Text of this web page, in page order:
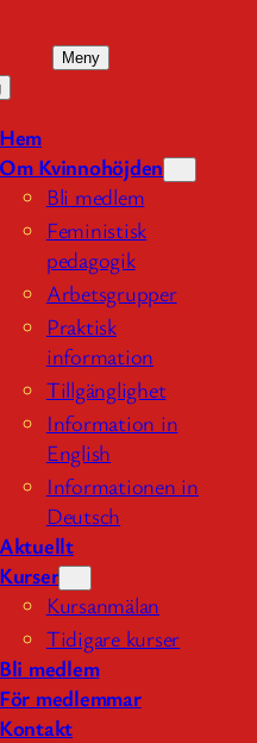
Meny
Hem
Om Kvinnohöjden
Bli medlem
Feministisk
pedagogik
Arbetsgrupper
Praktisk
information
Tillgänglighet
Information in
English
Informationen in
Deutsch
Aktuellt
Kurser
Kursanmälan
Tidigare kurser
Bli medlem
För medlemmar
Kontakt